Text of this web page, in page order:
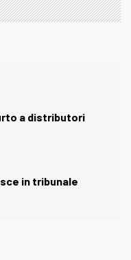
a distributori
in tribunale